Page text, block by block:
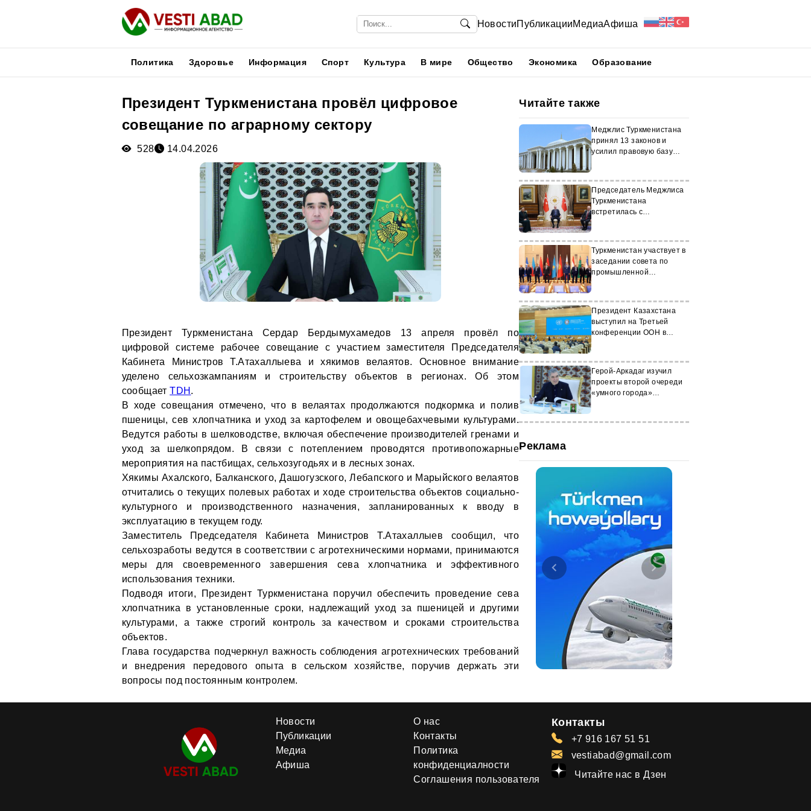
НовостиПубликацииМедиаАфиша
Политика Здоровье Информация Спорт Культура В мире Общество Экономика Образование
Президент Туркменистана провёл цифровое
совещание по аграрному сектору
528 14.04.2026
Президент Туркменистана Сердар Бердымухамедов 13 апреля провёл по
цифровой системе рабочее совещание с участием заместителя Председателя
Кабинета Министров Т.Атахаллыева и хякимов велаятов. Основное внимание
уделено сельхозкампаниям и строительству объектов в регионах. Об этом
сообщаетTDH .
В ходе совещания отмечено, что в велаятaх продолжаются подкормка и полив
пшеницы, сев хлопчатника и уход за картофелем и овощебахчевыми культурами.
Ведутся работы в шелководстве, включая обеспечение производителей гренами и
уход за шелкопрядом. В связи с потеплением проводятся противопожарные
мероприятия на пастбищах, сельхозугодьях и в лесных зонах.
Хякимы Ахалского, Балканского, Дашогузского, Лебапского и Марыйского велаятов
отчитались о текущих полевых работах и ходе строительства объектов социально-
культурного и производственного назначения, запланированных к вводу в
эксплуатацию в текущем году.
Заместитель Председателя Кабинета Министров Т.Атахаллыев сообщил, что
сельхозработы ведутся в соответствии с агротехническими нормами, принимаются
меры для своевременного завершения сева хлопчатника и эффективного
использования техники.
Подводя итоги, Президент Туркменистана поручил обеспечить проведение сева
хлопчатника в установленные сроки, надлежащий уход за пшеницей и другими
культурами, а также строгий контроль за качеством и сроками строительства
объектов.
Глава государства подчеркнул важность соблюдения агротехнических требований
и внедрения передового опыта в сельском хозяйстве, поручив держать эти
вопросы под постоянным контролем.
Читайте также
Меджлис Туркменистана
принял 13 законов и
усилил правовую базу
Председатель Меджлиса
Туркменистана
встретилась с
Туркменистан участвует в
заседании совета по
промышленной
Президент Казахстана
выступил на Третьей
конференции ООН в
Герой-Аркадаг изучил
проекты второй очереди
«умного города»
Реклама
Новости
Публикации
Медиа
Афиша
О нас
Контакты
Политика
конфиденциалности
Соглашения пользователя
Контакты
+7 916 167 51 51
vestiabad@gmail.com
Читайте нас в Дзен